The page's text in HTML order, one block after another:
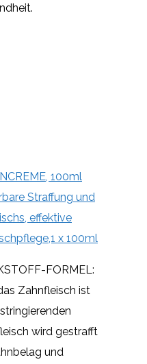
100ml
Straffung und
effektive
x 100ml
FORMEL:
Zahnfleisch ist
wird gestrafft
und